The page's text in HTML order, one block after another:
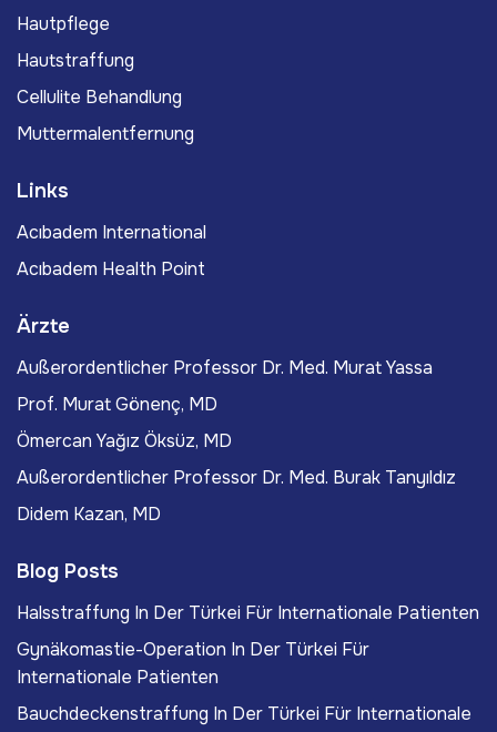
Hautpflege
Hautstraffung
Cellulite Behandlung
Muttermalentfernung
Links
Acıbadem International
Acıbadem Health Point
Ärzte
Außerordentlicher Professor Dr. Med. Murat Yassa
Prof. Murat Gönenç, MD
Ömercan Yağız Öksüz, MD
Außerordentlicher Professor Dr. Med. Burak Tanyıldız
Didem Kazan, MD
Blog Posts
Halsstraffung In Der Türkei Für Internationale Patienten
Gynäkomastie-Operation In Der Türkei Für
Internationale Patienten
Bauchdeckenstraffung In Der Türkei Für Internationale